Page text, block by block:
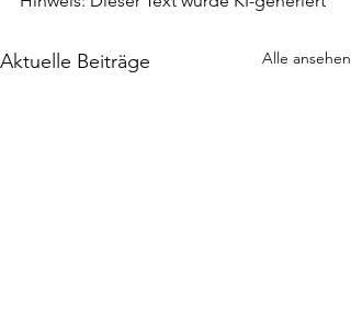
Aktuelle Beiträge Alle ansehen